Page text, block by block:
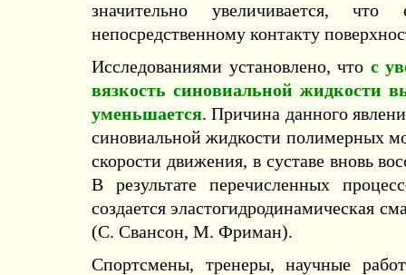
значительно увеличивается,
непосредственному контакту
Исследованиями установлено, что с
вязкость синовиальной жидкости
уменьшается. Причина данного
синовиальной жидкости полимерных
скорости движения, в суставе вновь
В результате перечисленных
создается эластогидродинамическая
(С. Свансон, М. Фриман).
Спортсмены, тренеры, научные